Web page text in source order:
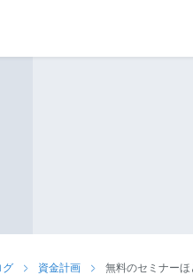
グ 資金計画 無料のセミナー